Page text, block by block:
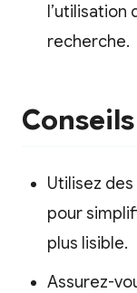
l’utilisation
recherche.
Utilisez
pour
plus lisible.
Assurez-